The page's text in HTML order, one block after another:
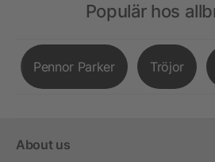
Populär hos
Pennor Parker Tröjor
About us